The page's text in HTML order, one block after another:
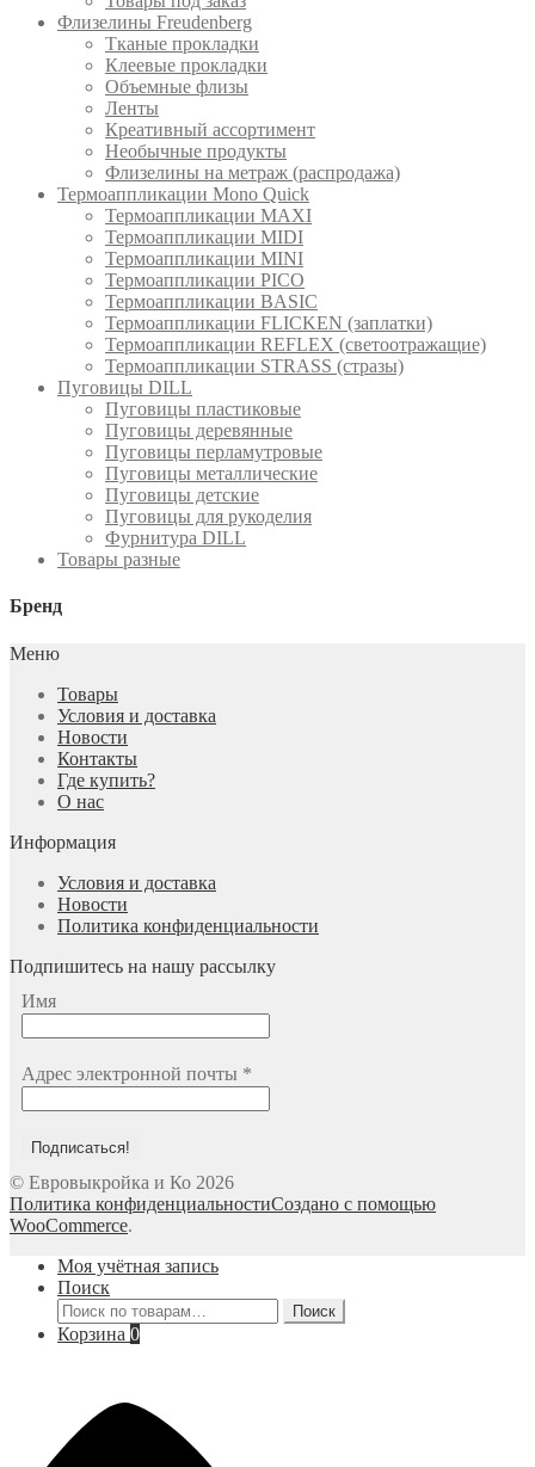
Флизелины Freudenberg
Тканые прокладки
Клеевые прокладки
Объемные флизы
Ленты
Креативный ассортимент
Необычные продукты
Флизелины на метраж (распродажа)
Термоаппликации Mono Quick
Термоаппликации MAXI
Термоаппликации MIDI
Термоаппликации MINI
Термоаппликации PICO
Термоаппликации BASIC
Термоаппликации FLICKEN (заплатки)
Термоаппликации REFLEX (светоотражащие)
Термоаппликации STRASS (стразы)
Пуговицы DILL
Пуговицы пластиковые
Пуговицы деревянные
Пуговицы перламутровые
Пуговицы металлические
Пуговицы детские
Пуговицы для рукоделия
Фурнитура DILL
Товары разные
Бренд
Меню
Товары
Условия и доставка
Новости
Контакты
Где купить?
О нас
Информация
Условия и доставка
Новости
Политика конфиденциальности
Подпишитесь на нашу рассылку
Имя
Адрес электронной почты *
© Евровыкройка и Ко 2026
Политика конфиденциальностиСоздано с помощью
WooCommerce.
Моя учётная запись
Поиск
Искать:
Поиск
Корзина 0